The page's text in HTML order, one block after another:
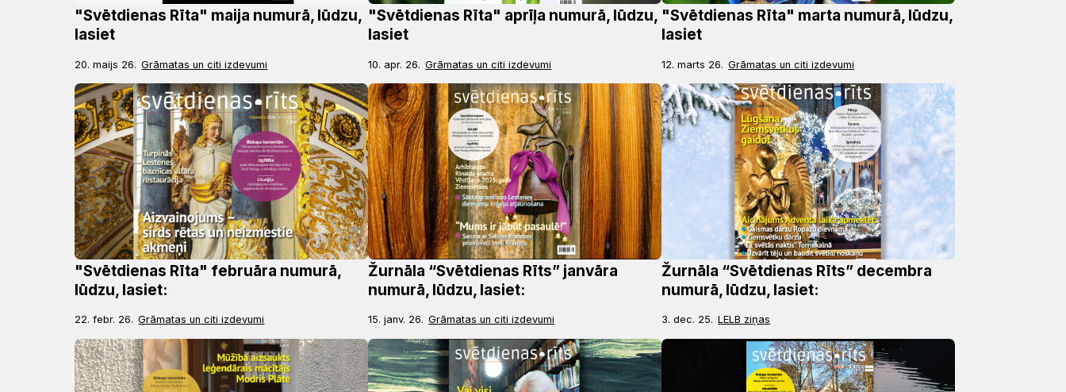
"Svētdienas Rīta" maija numurā, lūdzu,
lasiet
20. maijs 26. Grāmatas un citi izdevumi
"Svētdienas Rīta" aprīļa numurā, lūdzu,
lasiet
10. apr. 26. Grāmatas un citi izdevumi
"Svētdienas Rīta" marta numurā, lūdzu,
lasiet
12. marts 26. Grāmatas un citi izdevumi
"Svētdienas Rīta" februāra numurā,
lūdzu, lasiet:
22. febr. 26. Grāmatas un citi izdevumi
Žurnāla “Svētdienas Rīts” janvāra
numurā, lūdzu, lasiet:
15. janv. 26. Grāmatas un citi izdevumi
Žurnāla “Svētdienas Rīts” decembra
numurā, lūdzu, lasiet:
3. dec. 25. LELB ziņas